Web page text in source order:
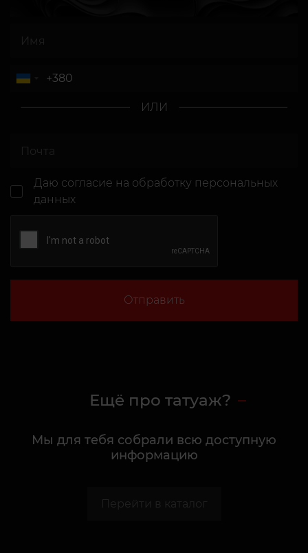
ИЛИ
Даю согласие на обработку персональных
данных
Отправить
Ещё про татуаж?
Мы для тебя собрали всю доступную
информацию
Перейти в каталог